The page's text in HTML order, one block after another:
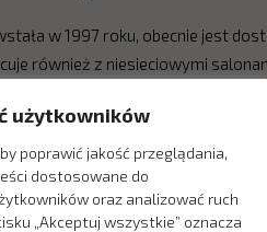
użytkowników
poprawić jakość przeglądania,
dostosowane do
oraz analizować ruch
„Akceptuj wszystkie” oznacza
w 1997 roku, obecnie jest
również z niesieciowymi